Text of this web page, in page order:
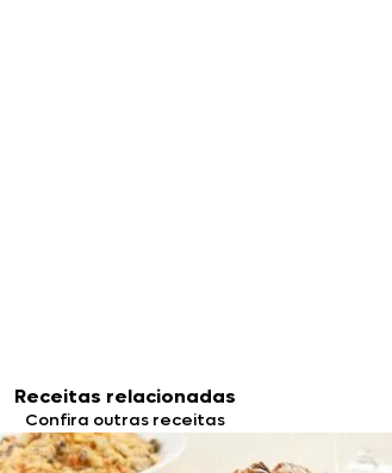
Receitas relacionadas
Confira outras receitas